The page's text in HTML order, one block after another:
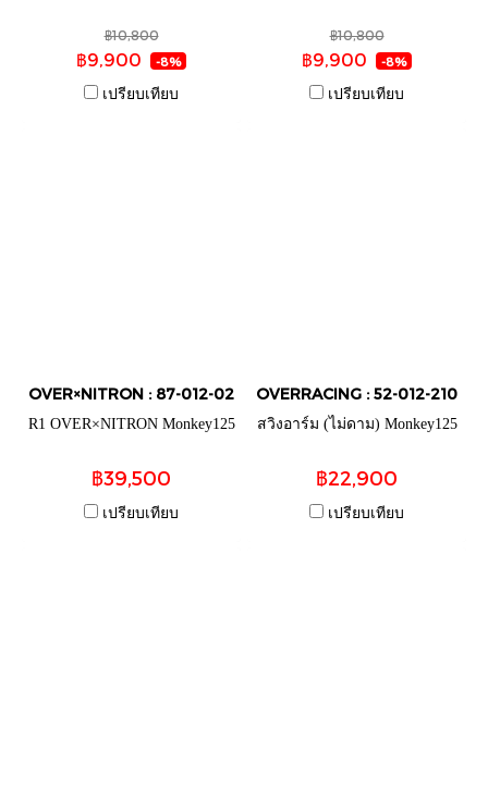
฿10,800
฿9,900 -8%
เปรียบเทียบ
฿10,800
฿9,900 -8%
เปรียบเทียบ
OVER×NITRON : 87-012-02
R1 OVER×NITRON Monkey125
฿39,500
เปรียบเทียบ
OVERRACING : 52-012-210
สวิงอาร์ม (ไม่ดาม) Monkey125
฿22,900
เปรียบเทียบ